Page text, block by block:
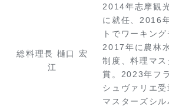
総料理長 樋口 宏
江
2014年志摩観
に就任、2016
トでワーキン
2017年に農林
制度、料理マ
賞。2023年フ
シュヴァリエ
マスターズシ